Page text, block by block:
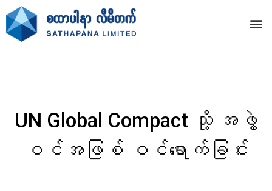
UN Global Compact သို့ အဖွဲ့
ဝင်အဖြစ် ဝင်ရောက်ခြင်း